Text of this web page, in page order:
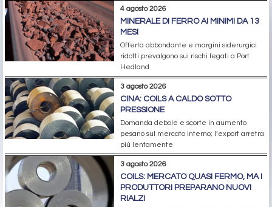
4 agosto 2026
MINERALE DI FERRO AI MINIMI DA 13
MESI
Offerta abbondante e margini siderurgici
ridotti prevalgono sui rischi legati a Port
Hedland
3 agosto 2026
CINA: COILS A CALDO SOTTO
PRESSIONE
Domanda debole e scorte in aumento
pesano sul mercato interno; l’export arretra
più lentamente
3 agosto 2026
COILS: MERCATO QUASI FERMO, MA I
PRODUTTORI PREPARANO NUOVI
RIALZI